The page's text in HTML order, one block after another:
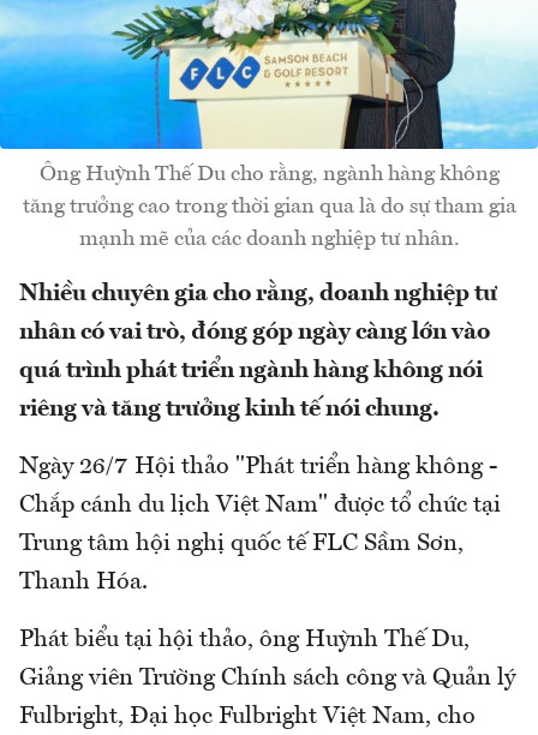
Ông Huỳnh Thế Du cho rằng, ngành hàng không
tăng trưởng cao trong thời gian qua là do sự tham gia
mạnh mẽ của các doanh nghiệp tư nhân.
Nhiều chuyên gia cho rằng, doanh nghiệp tư
nhân có vai trò, đóng góp ngày càng lớn vào
quá trình phát triển ngành hàng không nói
riêng và tăng trưởng kinh tế nói chung.
Ngày 26/7 Hội thảo "Phát triển hàng không -
Chắp cánh du lịch Việt Nam" được tổ chức tại
Trung tâm hội nghị quốc tế FLC Sầm Sơn,
Thanh Hóa.
Phát biểu tại hội thảo, ông Huỳnh Thế Du,
Giảng viên Trường Chính sách công và Quản lý
Fulbright, Đại học Fulbright Việt Nam, cho